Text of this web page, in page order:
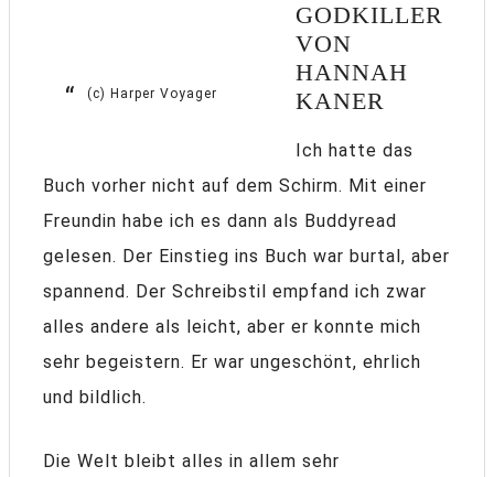
(c) Harper Voyager
GODKILLER
VON
HANNAH
KANER
Ich hatte das
Buch vorher nicht auf dem Schirm. Mit einer
Freundin habe ich es dann als Buddyread
gelesen. Der Einstieg ins Buch war burtal, aber
spannend. Der Schreibstil empfand ich zwar
alles andere als leicht, aber er konnte mich
sehr begeistern. Er war ungeschönt, ehrlich
und bildlich.
Die Welt bleibt alles in allem sehr